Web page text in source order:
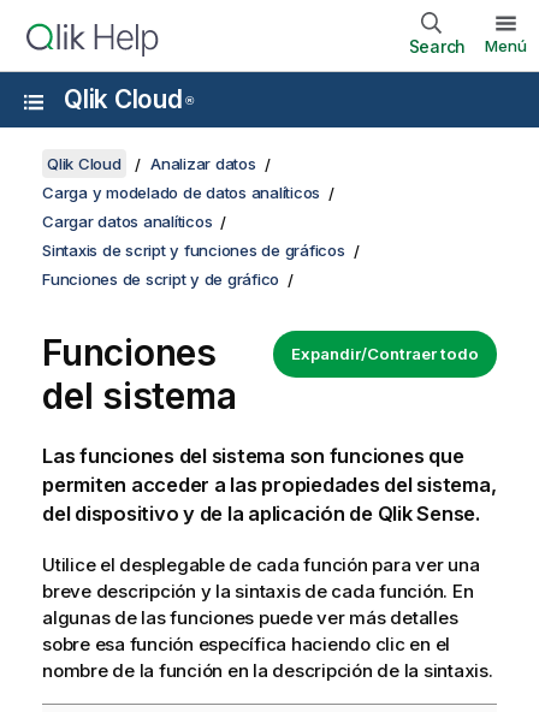
Search Menú
Qlik Cloud ®
Qlik Cloud
Analizar datos
Carga y modelado de datos analíticos
Cargar datos analíticos
Sintaxis de script y funciones de gráficos
Funciones de script y de gráfico
Expandir/Contraer todo
Funciones
del sistema
Las funciones del sistema son funciones que
permiten acceder a las propiedades del sistema,
del dispositivo y de la aplicación de Qlik Sense.
Utilice el desplegable de cada función para ver una
breve descripción y la sintaxis de cada función. En
algunas de las funciones puede ver más detalles
sobre esa función específica haciendo clic en el
nombre de la función en la descripción de la sintaxis.